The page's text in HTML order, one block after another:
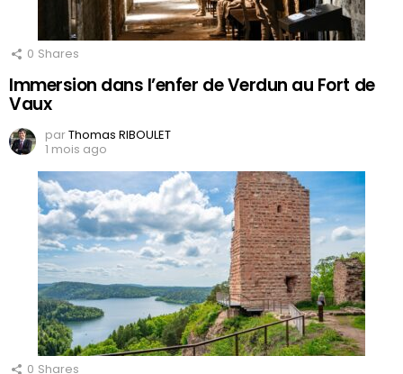
0 Shares
Immersion dans l’enfer de Verdun au Fort de
Vaux
parThomas RIBOULET
1 mois ago
0 Shares